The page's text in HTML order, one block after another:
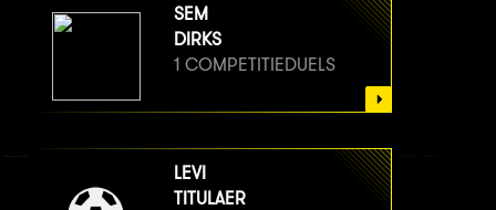
SEM
DIRKS
1 COMPETITIEDUELS
LEVI
TITULAER